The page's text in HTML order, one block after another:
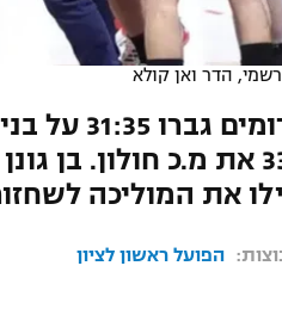
הדר ואן קולא
את המוליכה לשחזור
הפועל ראשון לציון